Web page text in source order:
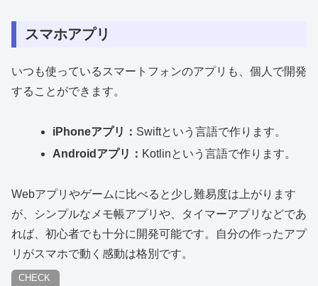
スマホアプリ
いつも使っているスマートフォンのアプリも、個人で開発
することができます。
iPhoneアプリ： Swiftという言語で作ります。
Androidアプリ： Kotlinという言語で作ります。
Webアプリやゲームに比べると少し難易度は上がります
が、シンプルなメモ帳アプリや、タイマーアプリなどであ
れば、初心者でも十分に開発可能です。自分の作ったアプ
リがスマホで動く感動は格別です。